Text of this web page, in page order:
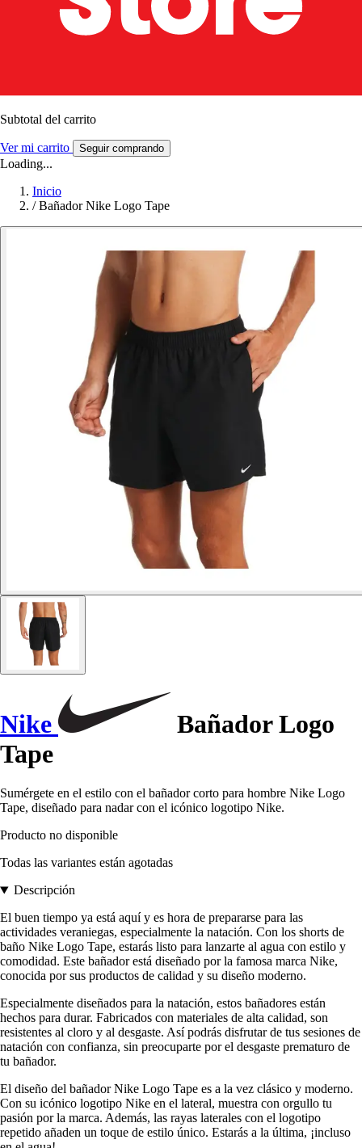
Subtotal del carrito
Ver mi carrito Seguir comprando
Loading...
Inicio
/ Bañador Nike Logo Tape
Nike
Bañador Logo
Tape
Sumérgete en el estilo con el bañador corto para hombre Nike Logo
Tape, diseñado para nadar con el icónico logotipo Nike.
Producto no disponible
Todas las variantes están agotadas
Descripción
El buen tiempo ya está aquí y es hora de prepararse para las
actividades veraniegas, especialmente la natación. Con los shorts de
baño Nike Logo Tape, estarás listo para lanzarte al agua con estilo y
comodidad. Este bañador está diseñado por la famosa marca Nike,
conocida por sus productos de calidad y su diseño moderno.
Especialmente diseñados para la natación, estos bañadores están
hechos para durar. Fabricados con materiales de alta calidad, son
resistentes al cloro y al desgaste. Así podrás disfrutar de tus sesiones de
natación con confianza, sin preocuparte por el desgaste prematuro de
tu bañador.
El diseño del bañador Nike Logo Tape es a la vez clásico y moderno.
Con su icónico logotipo Nike en el lateral, muestra con orgullo tu
pasión por la marca. Además, las rayas laterales con el logotipo
repetido añaden un toque de estilo único. Estarás a la última, ¡incluso